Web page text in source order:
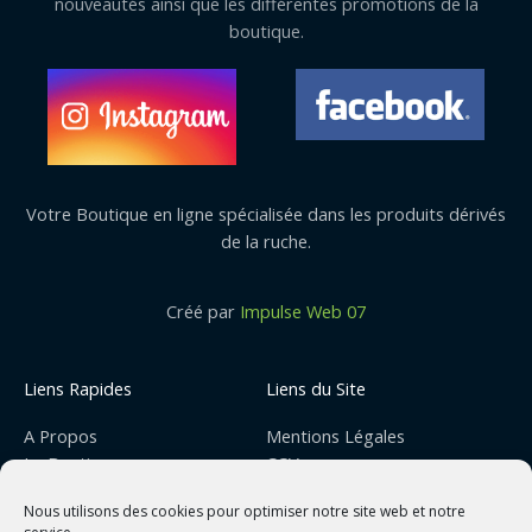
Nous utilisons des cookies pour optimiser notre site web et notre
boutique.
Votre Boutique en ligne spécialisée dans les produits dérivés
de la ruche.
Créé par Impulse Web 07
Liens Rapides
A Propos
La Boutique
Mon Compte
Liens du Site
Mentions Légales
CGV
Code Promo